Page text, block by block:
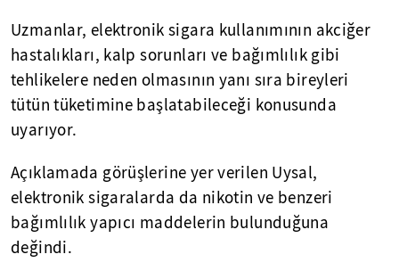
Uzmanlar, elektronik sigara kullanımının akciğer
hastalıkları, kalp sorunları ve bağımlılık gibi
tehlikelere neden olmasının yanı sıra bireyleri
tütün tüketimine başlatabileceği konusunda
uyarıyor.
Açıklamada görüşlerine yer verilen Uysal,
elektronik sigaralarda da nikotin ve benzeri
bağımlılık yapıcı maddelerin bulunduğuna
değindi.